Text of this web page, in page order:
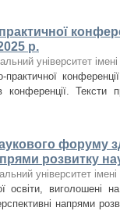
р.
університет
практичної
конференції. Тексти
форуму
розвитку
університет імені
освіти, виголошені
напрями